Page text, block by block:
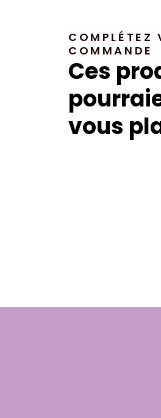
COMPLÉTEZ
COMMANDE
Ces
vous